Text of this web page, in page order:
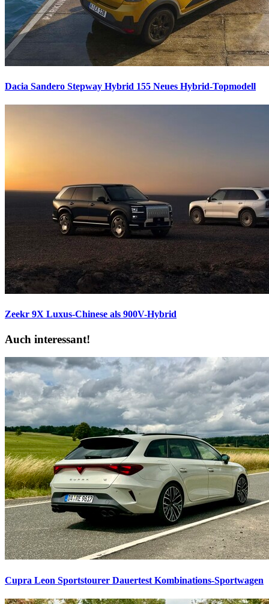
Dacia Sandero Stepway Hybrid 155 Neues Hybrid-Topmodell
Zeekr 9X Luxus-Chinese als 900V-Hybrid
Auch interessant!
Cupra Leon Sportstourer Dauertest Kombinations-Sportwagen